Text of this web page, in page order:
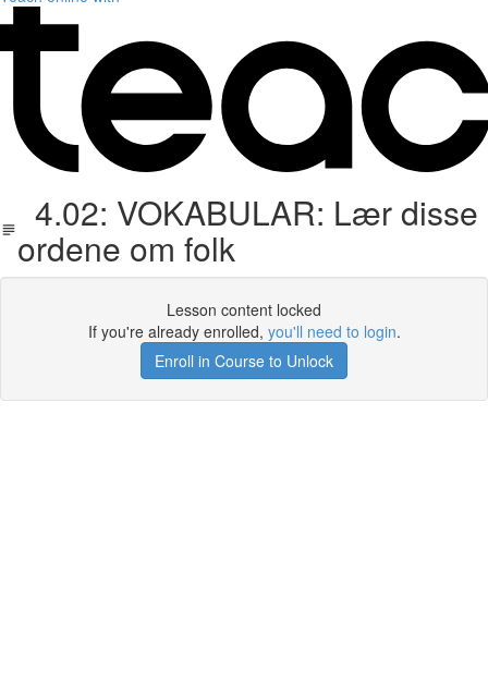
4.02: VOKABULAR: Lær disse
ordene om folk
Lesson content locked
If you're already enrolled, you'll need to login.
Enroll in Course to Unlock